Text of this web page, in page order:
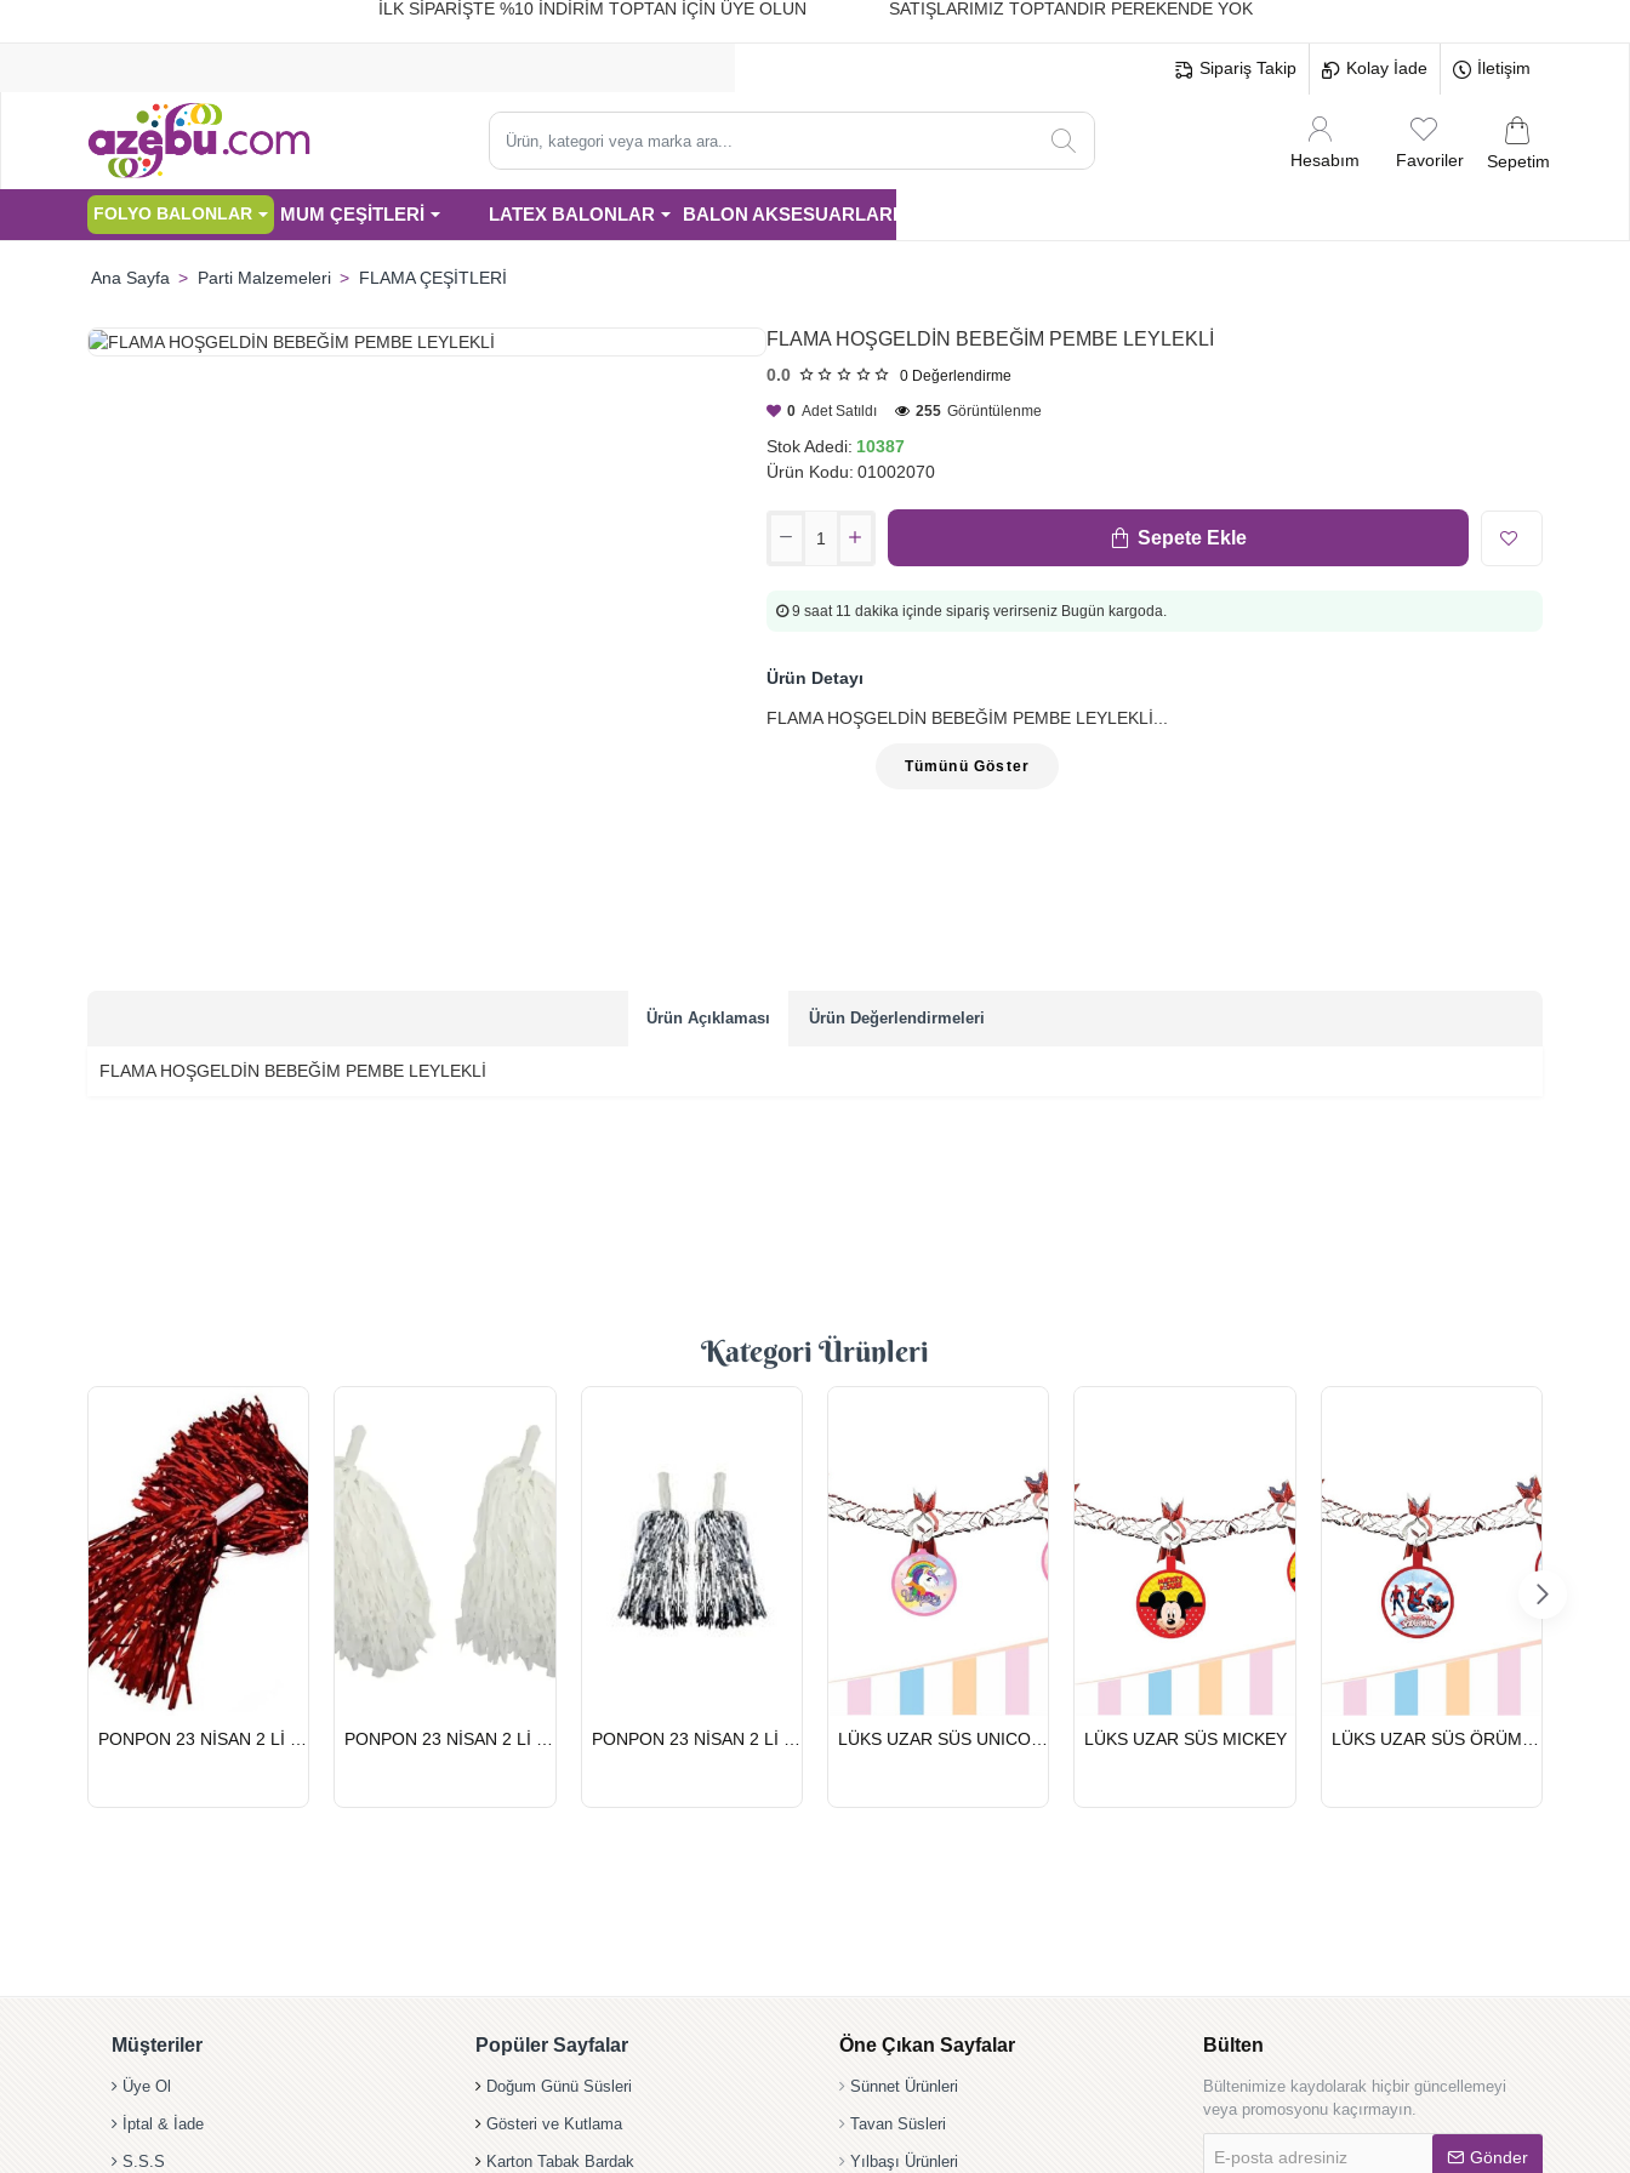
İLK SİPARİŞTE %10 İNDİRİM TOPTAN İÇİN ÜYE OLUN SATIŞLARIMIZ TOPTANDIR PEREKENDE YOK
Sipariş Takip Kolay İade İletişim
Ürün,
kategori
marka
Hesabım Favoriler Sepetim
FOLYO BALONLAR MUM ÇEŞİTLERİ LATEX BALONLAR BALON AKSESUARLARI
Parti Malzemeleri FLAMA ÇEŞİTLERİ
FLAMA HOŞGELDİN BEBEĞİM PEMBE LEYLEKLİ
0.0 0 Değerlendirme
Stok Adedi: 10387
Ürün Kodu: 01002070
0 Adet Satıldı 255 Görüntülenme
Sepete Ekle
Ürün Detayı
FLAMA HOŞGELDİN BEBEĞİM PEMBE LEYLEKLİ...
Tümünü Göster
9 saat 11 dakika içinde sipariş verirseniz Bugün kargoda.
Ürün Açıklaması Ürün Değerlendirmeleri
FLAMA HOŞGELDİN BEBEĞİM PEMBE LEYLEKLİ
Kategori Ürünleri
HIZLI
GÖNDERİ
PONPON 23 NİSAN 2 Lİ KIRMIZI
HIZLI
GÖNDERİ
PONPON 23 NİSAN 2 Lİ BEYAZ
HIZLI
GÖNDERİ
PONPON 23 NİSAN 2 Lİ GÜMÜŞ
HIZLI
GÖNDERİ
LÜKS UZAR SÜS UNICORN
HIZLI
GÖNDERİ
LÜKS UZAR SÜS MICKEY
HIZLI
GÖNDERİ
LÜKS UZAR SÜS ÖRÜMCEK ADAM
Müşteriler
Üye Ol
İptal & İade
S.S.S
Popüler Sayfalar
Doğum Günü Süsleri
Gösteri ve Kutlama
Karton Tabak Bardak
Öne Çıkan Sayfalar
Sünnet Ürünleri
Tavan Süsleri
Yılbaşı Ürünleri
Bülten
Bültenimize kaydolarak hiçbir güncellemeyi
veya promosyonu kaçırmayın.
Gönder